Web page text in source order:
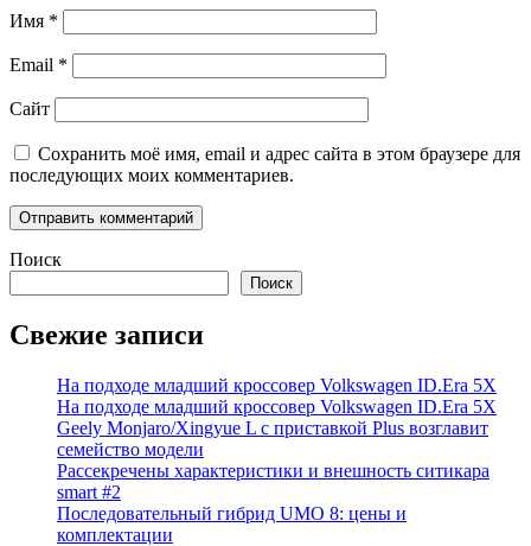
Имя *
Email *
Сайт
Сохранить моё имя, email и адрес сайта в этом браузере для
последующих моих комментариев.
Поиск
Поиск
Свежие записи
На подходе младший кроссовер Volkswagen ID.Era 5X
На подходе младший кроссовер Volkswagen ID.Era 5X
Geely Monjaro/Xingyue L с приставкой Plus возглавит
семейство модели
Рассекречены характеристики и внешность ситикара
smart #2
Последовательный гибрид UMO 8: цены и
комплектации